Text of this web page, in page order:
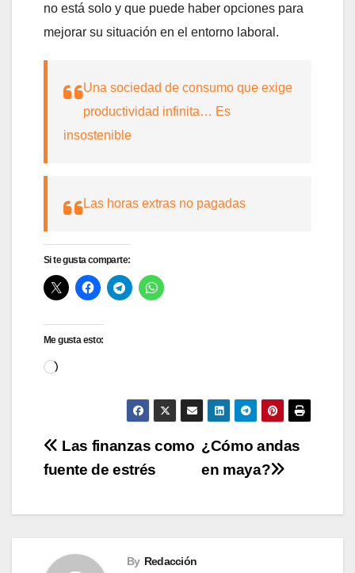
no está solo y que puede haber opciones para
mejorar su situación en el entorno laboral.
Una sociedad de consumo que exige
productividad infinita… Es
insostenible
Las horas extras no pagadas
Si te gusta comparte:
Me gusta esto:
Cargando...
Navegación
de
entradas
¿Cómo andas
en maya?
Las finanzas como
fuente de estrés
By Redacción